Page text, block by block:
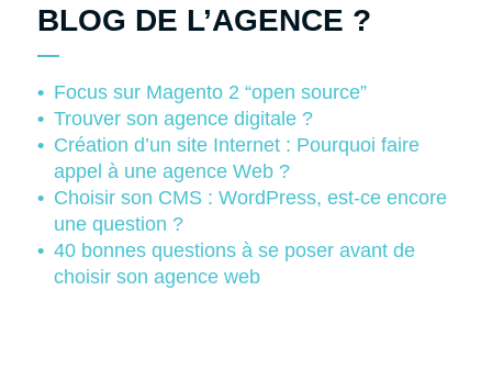
BLOG DE L’AGENCE ?
Focus sur Magento 2 “open source”
Trouver son agence digitale ?
Création d’un site Internet : Pourquoi faire
appel à une agence Web ?
Choisir son CMS : WordPress, est-ce encore
une question ?
40 bonnes questions à se poser avant de
choisir son agence web